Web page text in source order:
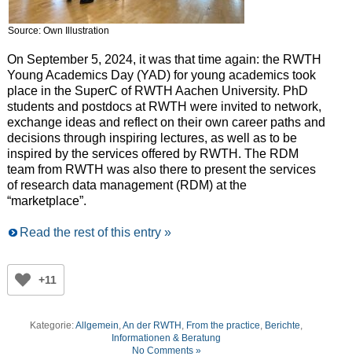
Source: Own Illustration
On September 5, 2024, it was that time again: the RWTH
Young Academics Day (YAD) for young academics took
place in the SuperC of RWTH Aachen University. PhD
students and postdocs at RWTH were invited to network,
exchange ideas and reflect on their own career paths and
decisions through inspiring lectures, as well as to be
inspired by the services offered by RWTH. The RDM
team from RWTH was also there to present the services
of research data management (RDM) at the
“marketplace”.
Read the rest of this entry »
+11
Kategorie:Allgemein,An der RWTH , From the practice, Berichte,
Informationen & Beratung
No Comments »